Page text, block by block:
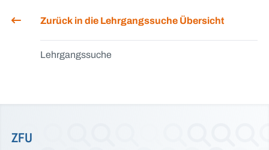
Zurück in die Lehrgangssuche Übersicht
Lehrgangssuche
ZFU